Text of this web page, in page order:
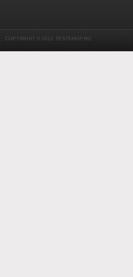
COPYRIGHT © 2012 TESTSHOP.RO